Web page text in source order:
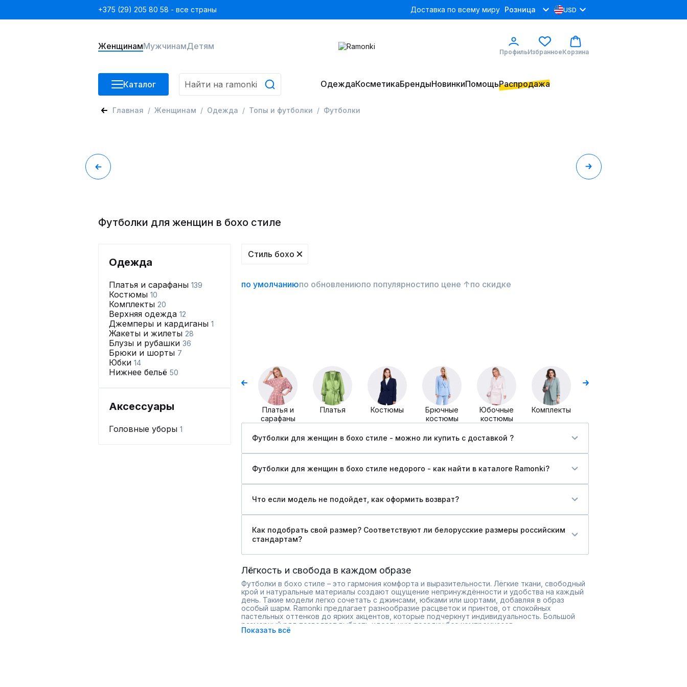
+375 (29) 205 80 58 - все страны Доставка по всему миру Розница USD
ЖенщинамМужчинамДетям
ПрофильИзбранноеКорзина
Каталог ОдеждаКосметикаБрендыНовинкиПомощьРаспродажа
Главная Женщинам Одежда Топы и футболки Футболки
Футболки для женщин в бохо стиле
Одежда
Платья и сарафаны 139
Костюмы 10
Комплекты 20
Верхняя одежда 12
Джемперы и кардиганы 1
Жакеты и жилеты 28
Блузы и рубашки 36
Брюки и шорты 7
Юбки 14
Нижнее бельё 50
Аксессуары
Головные уборы 1
Стиль бохо
по умолчаниюпо обновлениюпо популярностипо цене ↑по скидке
Платья и
сарафаны
Платья Костюмы
Брючные
костюмы
Юбочные
костюмы
Комплекты
Футболки для женщин в бохо стиле - можно ли купить c доставкой ?
Футболки для женщин в бохо стиле недорого - как найти в каталоге Ramonki?
Что если модель не подойдет, как оформить возврат?
Как подобрать свой размер? Соответствуют ли белорусские размеры российским
стандартам?
Лёгкость и свобода в каждом образе
Футболки в бохо стиле – это гармония комфорта и выразительности. Лёгкие ткани, свободный
крой и натуральные материалы создают ощущение непринуждённости и удобства на каждый
день. Такие модели легко сочетать с джинсами, юбками или шортами, добавляя в образ
особый шарм. Ramonki предлагает разнообразие расцветок и принтов, от спокойных
пастельных оттенков до ярких акцентов, которые подчеркнут индивидуальность. Большой
размерный ряд позволяет выбрать идеальную посадку без компромиссов.
Показать всё